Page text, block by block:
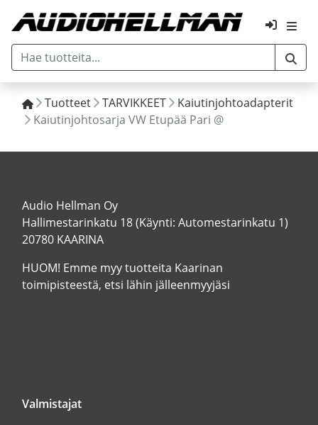
Tuotteet TARVIKKEET
Kaiutinjohtoadapterit
Kaiutinjohtosarja VW Etupää Pari @
Audio Hellman Oy
Hallimestarinkatu 18 (Käynti: Automestarinkatu 1)
20780 KAARINA
HUOM! Emme myy tuotteita Kaarinan
toimipisteestä, etsi lähin jälleenmyyjäsi
Valmistajat